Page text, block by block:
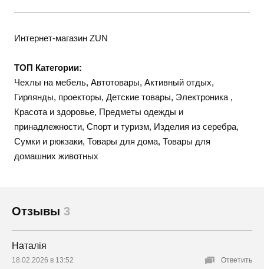
Интернет-магазин ZUN
ТОП Категории:
Чехлы на мебель, Автотовары, Активный отдых,
Гирлянды, проекторы, Детские товары, Электроника ,
Красота и здоровье, Предметы одежды и
принадлежности, Спорт и туризм, Изделия из серебра,
Сумки и рюкзаки, Товары для дома, Товары для
домашних животных
Отзывы 3
Наталія
18.02.2026 в 13:52 Ответить